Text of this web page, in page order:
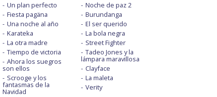
Un plan perfecto
Fiesta pagäna
Una noche al año
Karateka
La otra madre
Tiempo de victoria
Ahora los suegros
son ellos
Scrooge y los
fantasmas de la
Navidad
Noche de paz 2
Burundanga
El ser querido
La bola negra
Street Fighter
Tadeo Jones y la
lámpara maravillosa
Clayface
La maleta
Verity